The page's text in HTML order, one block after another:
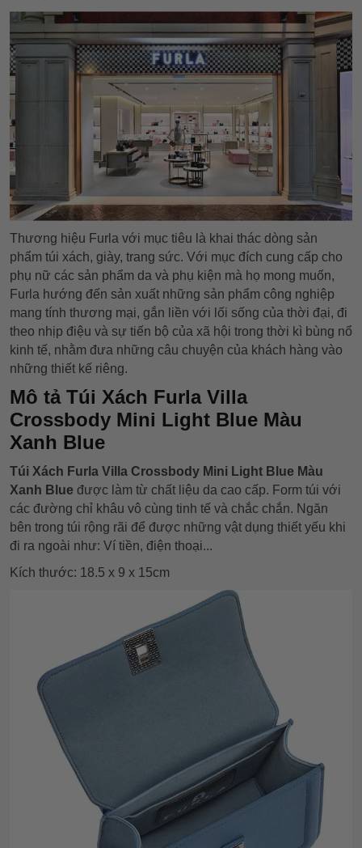
Thương hiệu Furla với mục tiêu là khai thác dòng sản
phẩm túi xách, giày, trang sức. Với mục đích cung cấp cho
phụ nữ các sản phẩm da và phụ kiện mà họ mong muốn,
Furla hướng đến sản xuất những sản phẩm công nghiệp
mang tính thương mại, gắn liền với lối sống của thời đại, đi
theo nhịp điệu và sự tiến bộ của xã hội trong thời kì bùng nổ
kinh tế, nhằm đưa những câu chuyện của khách hàng vào
những thiết kế riêng.
Mô tả Túi Xách Furla Villa
Crossbody Mini Light Blue Màu
Xanh Blue
Túi Xách Furla Villa Crossbody Mini Light Blue Màu
Xanh Blue được làm từ chất liệu da cao cấp. Form túi với
các đường chỉ khâu vô cùng tinh tế và chắc chắn. Ngăn
bên trong túi rộng rãi để được những vật dụng thiết yếu khi
đi ra ngoài như: Ví tiền, điện thoại...
Kích thước: 18.5 x 9 x 15cm